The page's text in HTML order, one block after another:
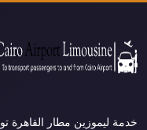
خدمة ليموزين مطار القاهرة